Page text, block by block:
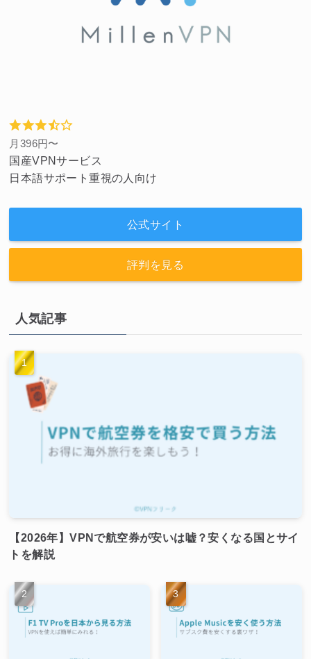
月396円〜
国産VPNサービス
日本語サポート重視の人向け
公式サイト
評判を見る
人気記事
【2026年】VPNで航空券が安いは嘘？安くなる国とサイ
トを解説